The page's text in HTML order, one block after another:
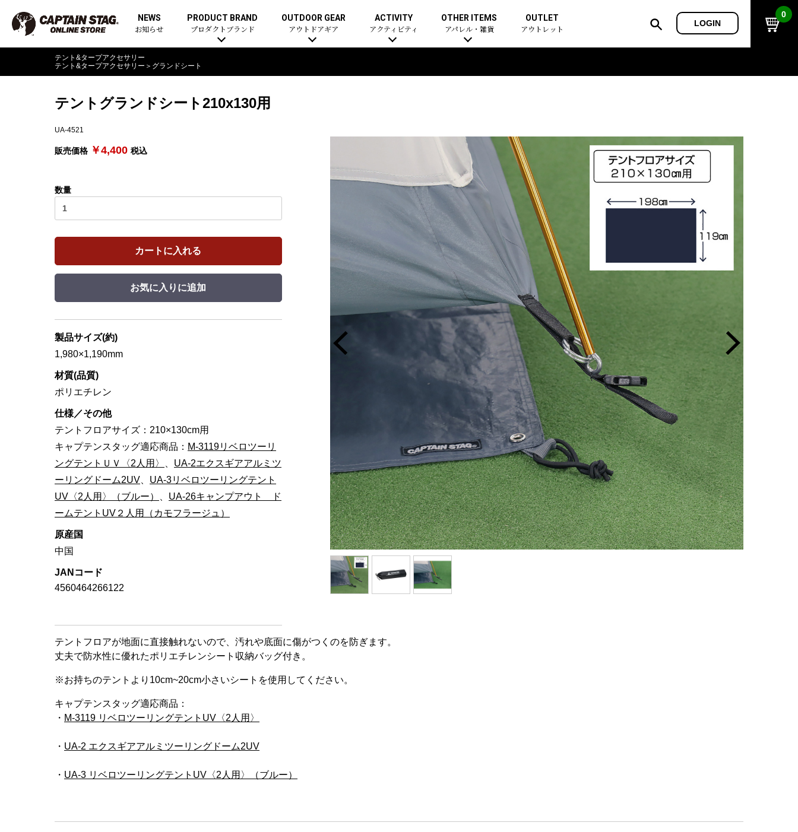
NEWS
お知らせ
PRODUCT BRAND
プロダクトブランド
OUTDOOR GEAR
アウトドアギア
ACTIVITY
アクティビティ
OTHER ITEMS
アパレル・雑貨
OUTLET
アウトレット
LOGIN
0
テント&タープアクセサリー
テント&タープアクセサリー ＞ グランドシート
テントグランドシート210x130用
UA-4521
販売価格 ￥4,400 税込
数量
カートに入れる
お気に入りに追加
製品サイズ(約)
1,980×1,190mm
材質(品質)
ポリエチレン
仕様／その他
テントフロアサイズ：210×130cm用
キャプテンスタッグ適応商品： M-3119リベロツーリ
ングテントＵＶ〈2人用〉
UA-2エクスギアアルミツ
ーリングドーム2UV
UA-3リベロツーリングテント
UV〈2人用〉（ブルー）
UA-26キャンプアウト ド
ームテントUV２人用（カモフラージュ）
原産国
中国
JANコード
4560464266122
テントフロアが地面に直接触れないので、汚れや底面に傷がつくのを防ぎます。
丈夫で防水性に優れたポリエチレンシート収納バッグ付き。
※お持ちのテントより10cm~20cm小さいシートを使用してください。
キャプテンスタッグ適応商品：
・ M-3119 リベロツーリングテントUV〈2人用〉
・ UA-2 エクスギアアルミツーリングドーム2UV
・ UA-3 リベロツーリングテントUV〈2人用〉（ブルー）